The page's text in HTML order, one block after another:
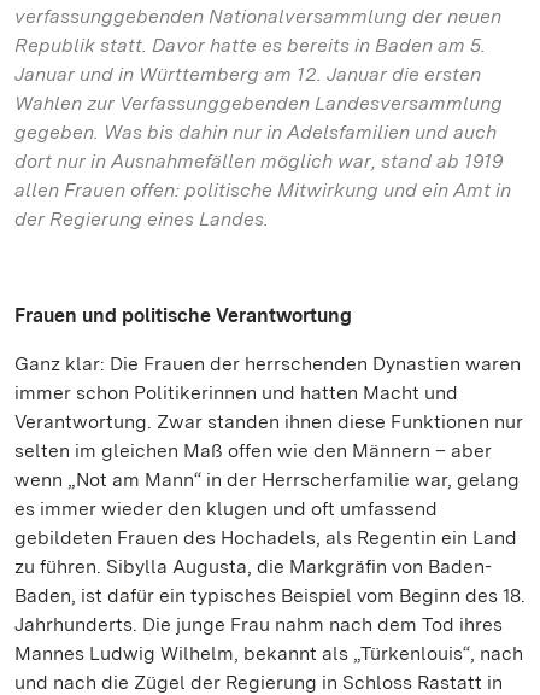
verfassunggebenden Nationalversammlung der neuen
Republik statt. Davor hatte es bereits in Baden am 5.
Januar und in Württemberg am 12. Januar die ersten
Wahlen zur Verfassunggebenden Landesversammlung
gegeben. Was bis dahin nur in Adelsfamilien und auch
dort nur in Ausnahmefällen möglich war, stand ab 1919
allen Frauen offen: politische Mitwirkung und ein Amt in
der Regierung eines Landes.
Frauen und politische Verantwortung
Ganz klar: Die Frauen der herrschenden Dynastien waren
immer schon Politikerinnen und hatten Macht und
Verantwortung. Zwar standen ihnen diese Funktionen nur
selten im gleichen Maß offen wie den Männern – aber
wenn „Not am Mann“ in der Herrscherfamilie war, gelang
es immer wieder den klugen und oft umfassend
gebildeten Frauen des Hochadels, als Regentin ein Land
zu führen. Sibylla Augusta, die Markgräfin von Baden-
Baden, ist dafür ein typisches Beispiel vom Beginn des 18.
Jahrhunderts. Die junge Frau nahm nach dem Tod ihres
Mannes Ludwig Wilhelm, bekannt als „Türkenlouis“, nach
und nach die Zügel der Regierung in Schloss Rastatt in